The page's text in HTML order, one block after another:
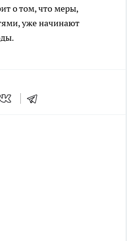
о том, что меры,
уже начинают